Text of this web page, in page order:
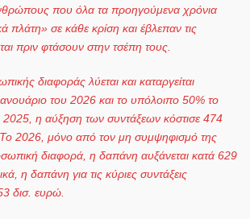
που όλα τα προηγούμενα χρόνια
πλάτη» σε κάθε κρίση και έβλεπαν τις
πριν φτάσουν στην τσέπη τους.
διαφοράς λύεται και καταργείται
του 2026 και το υπόλοιπο 50% το
2025, η αύξηση των συντάξεων κόστισε 474
2026, μόνο από τον μη συμψηφισμό της
διαφορά, η δαπάνη αυξάνεται κατά 629
η δαπάνη για τις κύριες συντάξεις
δισ. ευρώ.